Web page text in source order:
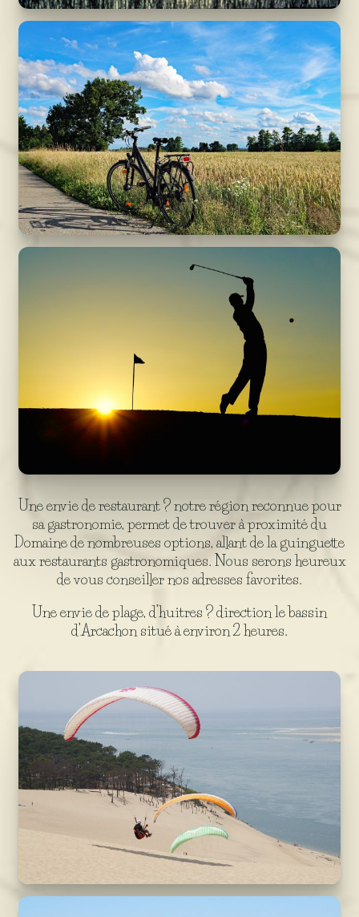
Une envie de restaurant ? notre région reconnue pour
sa gastronomie, permet de trouver à proximité du
Domaine de nombreuses options, allant de la guinguette
aux restaurants gastronomiques. Nous serons heureux
de vous conseiller nos adresses favorites.
Une envie de plage, d’huitres ? direction le bassin
d’Arcachon situé à environ 2 heures.